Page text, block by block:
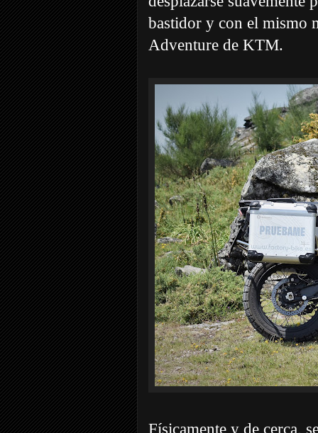
bastidor y con el mismo
Adventure de KTM.
Físicamente y de cerca,